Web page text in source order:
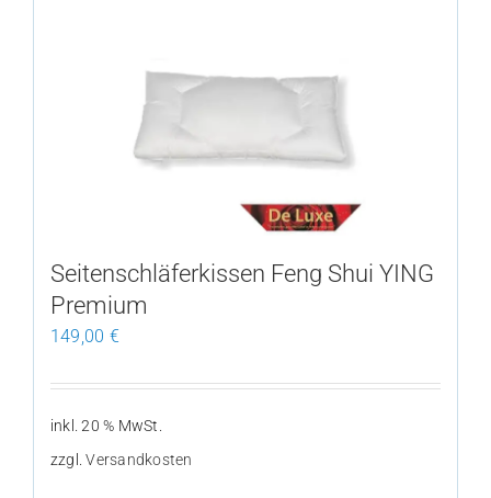
gewählt
werden
Seitenschläferkissen Feng Shui YING
Premium
149,00 €
inkl. 20 % MwSt.
zzgl.Versandkosten